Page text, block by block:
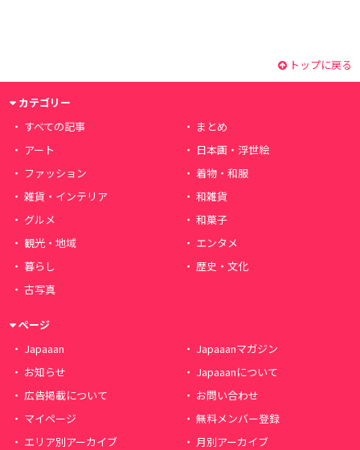
トップに戻る
カテゴリー
すべての記事
まとめ
アート
日本画・浮世絵
ファッション
着物・和服
雑貨・インテリア
和雑貨
グルメ
和菓子
観光・地域
エンタメ
暮らし
歴史・文化
古写真
ページ
Japaaan
Japaaanマガジン
お知らせ
Japaaanについて
広告掲載について
お問い合わせ
マイページ
無料メンバー登録
エリア別アーカイブ
月別アーカイブ